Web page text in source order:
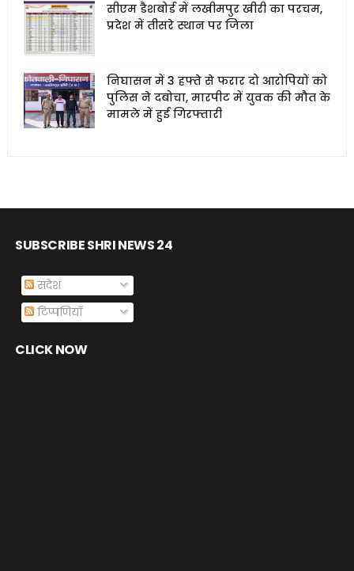
सीएम डैशबोर्ड में लखीमपुर खीरी का परचम,
प्रदेश में तीसरे स्थान पर जिला
निघासन में 3 हफ्ते से फरार दो आरोपियों को
पुलिस ने दबोचा, मारपीट में युवक की मौत के
मामले में हुई गिरफ्तारी
SUBSCRIBE SHRI NEWS 24
संदेश
टिप्पणियाँ
CLICK NOW